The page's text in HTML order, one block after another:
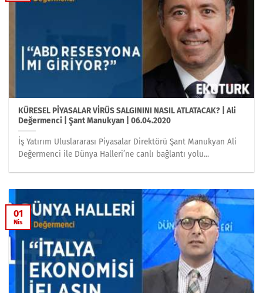
KÜRESEL PİYASALAR VİRÜS SALGININI NASIL ATLATACAK? | Ali
Değermenci | Şant Manukyan | 06.04.2020
İş Yatırım Uluslararası Piyasalar Direktörü Şant Manukyan Ali
Değermenci ile Dünya Halleri’ne canlı bağlantı yolu...
01
Nis